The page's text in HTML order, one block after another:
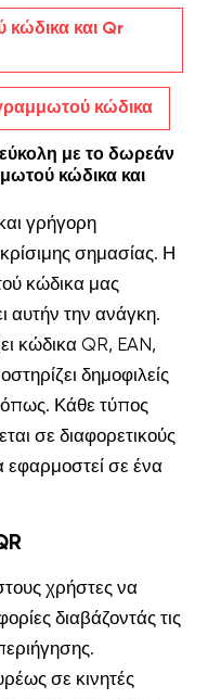
κώδικα και Qr
κώδικα
με το δωρεάν
κώδικα και
γρήγορη
σημασίας. Η
κώδικα μας
αυτήν την ανάγκη.
κώδικα QR, EAN,
δημοφιλείς
Κάθε τύπος
σε διαφορετικούς
εφαρμοστεί σε ένα
χρήστες να
διαβάζοντάς τις
σε κινητές